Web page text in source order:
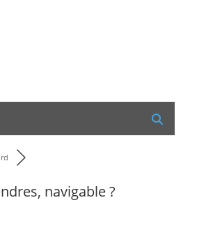
navigable ?